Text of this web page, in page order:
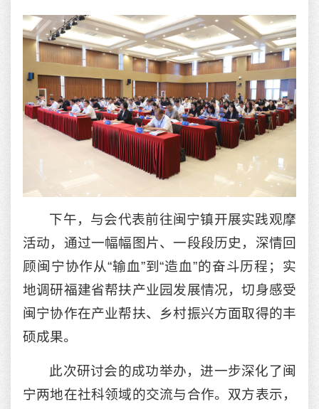
下午，与会代表前往闽宁镇开展实践观摩
活动，通过一幅幅图片、一段段历史，深情回
顾闽宁协作从“输血”到“造血”的奋斗历程；实
地调研福建省帮扶产业园发展情况，切身感受
闽宁协作在产业帮扶、乡村振兴方面取得的丰
硕成果。
此次研讨会的成功举办，进一步深化了闽
宁两地在社科领域的交流与合作。双方表示，